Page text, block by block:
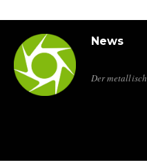
News
Der